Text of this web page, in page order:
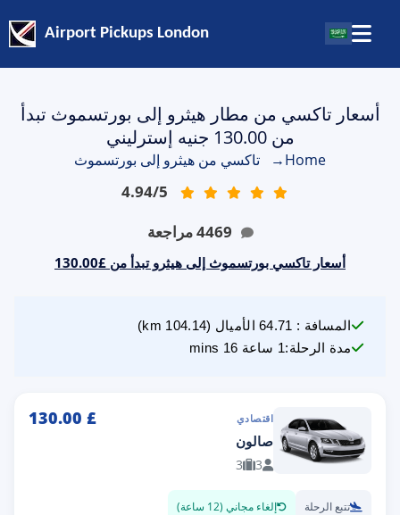
Airport Pickups London
أسعار تاكسي من مطار هيثرو إلى بورتسموث تبدأ
من 130.00 جنيه إسترليني
Home
→ تاكسي من هيثرو إلى بورتسموث
4.94/5
4469مراجعة
أسعار تاكسي بورتسموث إلى هيثرو تبدأ من £130.00
المسافة :
64.71 الأميال (
104.14
مدة الرحلة:1 ساعة 16 mins
اقتصادي £
130.00
صالون
3
3
تتبع الرحلة إلغاء مجاني (12 ساعة)